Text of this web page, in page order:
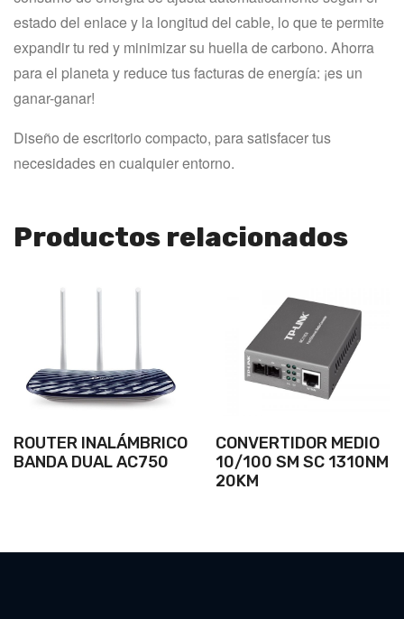
estado del enlace y la longitud del cable, lo que te permite
expandir tu red y minimizar su huella de carbono. Ahorra
para el planeta y reduce tus facturas de energía: ¡es un
ganar-ganar!
Diseño de escritorio compacto, para satisfacer tus
necesidades en cualquier entorno.
Productos relacionados
ROUTER INALÁMBRICO
BANDA DUAL AC750
CONVERTIDOR MEDIO
10/100 SM SC 1310NM
20KM